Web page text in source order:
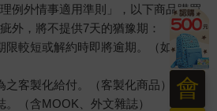
例外情事適用準則」，以下商品購買
外，將不提供7天的猶豫期：
限較短或解約時即將逾期。（如：生
客製化給付。（客製化商品）
（含MOOK、外文雜誌）
會